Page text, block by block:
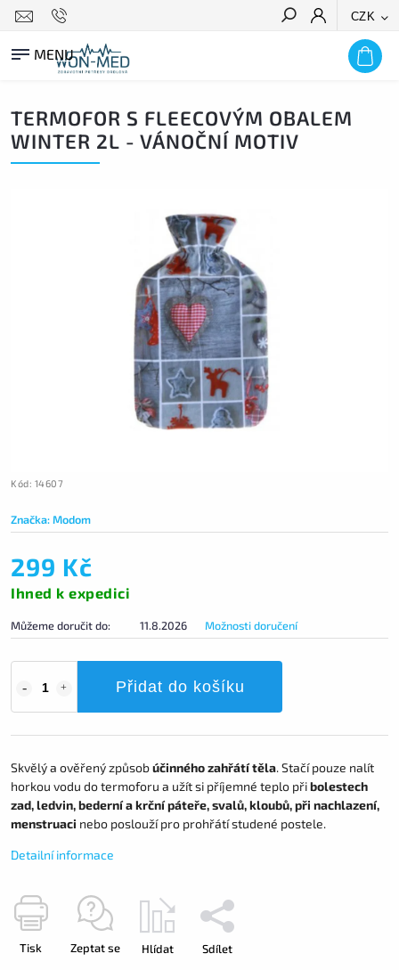
CZK
HLEDAT
TERMOFOR S FLEECOVÝM OBALEM
WINTER 2L - VÁNOČNÍ MOTIV
Kód: 14607
Značka:Modom
299 Kč
Ihned k expedici
Můžeme doručit do: 11.8.2026 Možnosti doručení
Přidat do košíku
Skvělý a ověřený způsobúčinného zahřátí těla. Stačí pouze nalít
horkou vodu do termoforu a užít si příjemné teplo přibolestech
zad, ledvin, bederní a krční páteře, svalů, kloubů, při nachlazení,
menstruaci nebo poslouží pro prohřátí studené postele.
Detailní informace
Tisk Zeptat se Hlídat Sdílet